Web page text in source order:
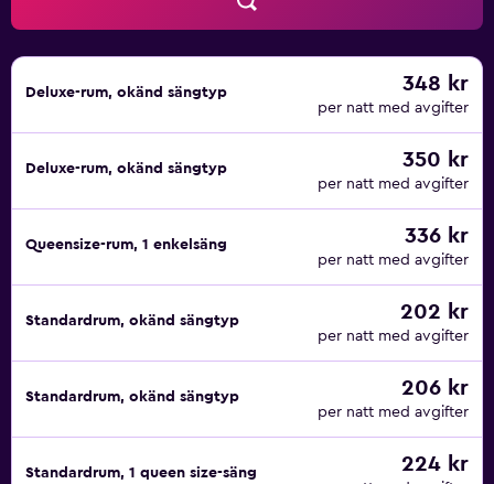
Deluxe-rum, okänd sängtyp 348 kr
per natt med avgifter
Deluxe-rum, okänd sängtyp 350 kr
per natt med avgifter
Queensize-rum, 1 enkelsäng 336 kr
per natt med avgifter
Standardrum, okänd sängtyp 202 kr
per natt med avgifter
Standardrum, okänd sängtyp 206 kr
per natt med avgifter
Standardrum, 1 queen size-säng 224 kr